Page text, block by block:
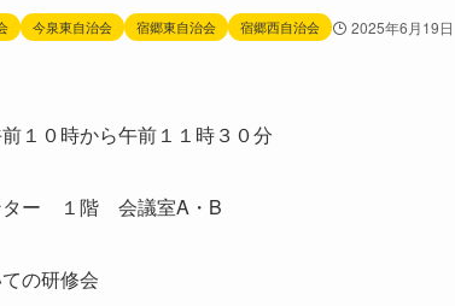
今泉東自治会 宿郷東自治会 宿郷西自治会 2025年6月19日
１０時から午前１１時３０分
ー １階 会議室A・B
の研修会